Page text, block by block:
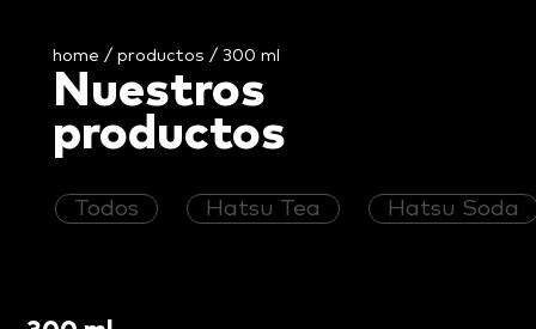
home / productos / 300 ml
Nuestros
productos
Todos Hatsu Tea Hatsu Soda